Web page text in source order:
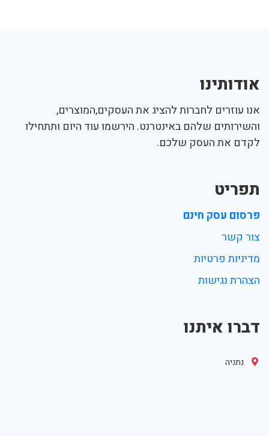
אודותינו
אנו עוזרים לחברות להציג את העסקים,המוצרים,
והשירותים שלהם באינטרנט. הירשמו עוד היום ותתחילו
לקדם את העסק שלכם.
תפריט
פרסום עסק חינם
צור קשר
מדיניות פרטיות
הצהרת נגישות
דברו איתנו
נתניה